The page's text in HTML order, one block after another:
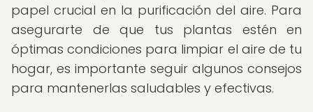
papel crucial en la purificación del aire. Para
asegurarte de que tus plantas estén en
óptimas condiciones para limpiar el aire de tu
hogar, es importante seguir algunos consejos
para mantenerlas saludables y efectivas.